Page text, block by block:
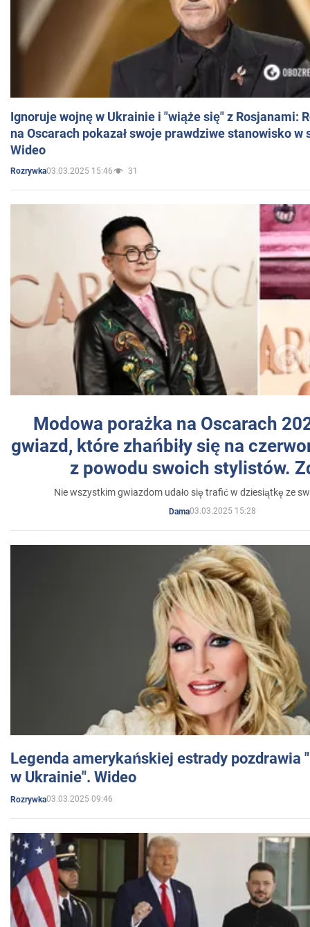
Ignoruje wojnę w Ukrainie i "wiąże się" z Rosjanami:
na Oscarach pokazał swoje prawdziwe stanowisko w
Wideo
Rozrywka03.03.2025 15:46 31
Modowa porażka na Oscarach
gwiazd, które zhańbiły się na
z powodu swoich stylistów.
Nie wszystkim gwiazdom udało się trafić w dziesiątkę ze
Dama03.03.2025 15:28
Legenda amerykańskiej estrady pozdrawia
w Ukrainie". Wideo
Rozrywka03.03.2025 09:46